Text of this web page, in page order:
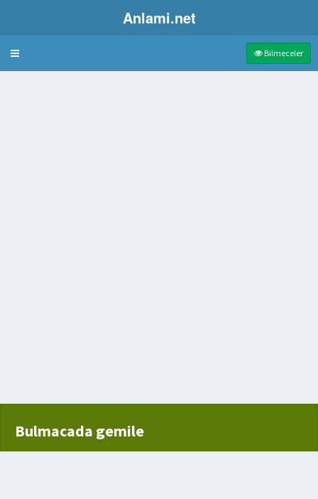
Anlami.net
Bulmaca Bilmeceler
Bulmacada gemile